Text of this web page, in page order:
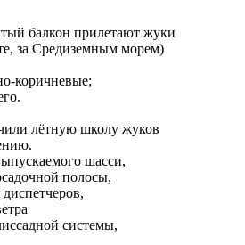
балкон прилетают жуки
за Средиземным морем)
коричневые;
лётную школу жуков
шасси,
полосы,
системы,